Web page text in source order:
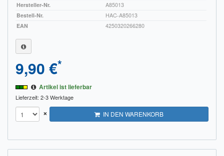
Hersteller-Nr.
A85013
Bestell-Nr.
HAC-A85013
EAN
4250320266280
9,90 €*
Artikel ist lieferbar
Lieferzeit: 2-3 Werktage
× IN DEN WARENKORB